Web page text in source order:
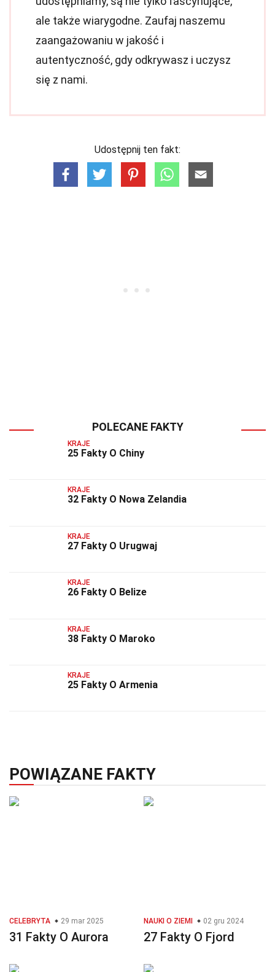
ale także wiarygodne. Zaufaj naszemu
zaangażowaniu w jakość i
autentyczność, gdy odkrywasz i uczysz
się z nami.
Udostępnij ten fakt:
POLECANE FAKTY
KRAJE
25 Fakty O Chiny
KRAJE
32 Fakty O Nowa Zelandia
KRAJE
27 Fakty O Urugwaj
KRAJE
26 Fakty O Belize
KRAJE
38 Fakty O Maroko
KRAJE
25 Fakty O Armenia
POWIĄZANE FAKTY
CELEBRYTA 29 mar 2025
31 Fakty O Aurora
NAUKI O ZIEMI 02 gru 2024
27 Fakty O Fjord